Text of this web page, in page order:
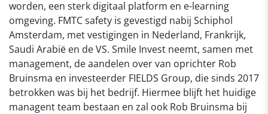
worden, een sterk digitaal platform en e-learning
omgeving. FMTC safety is gevestigd nabij Schiphol
Amsterdam, met vestigingen in Nederland, Frankrijk,
Saudi Arabië en de VS. Smile Invest neemt, samen met
management, de aandelen over van oprichter Rob
Bruinsma en investeerder FIELDS Group, die sinds 2017
betrokken was bij het bedrijf. Hiermee blijft het huidige
managent team bestaan en zal ook Rob Bruinsma bij